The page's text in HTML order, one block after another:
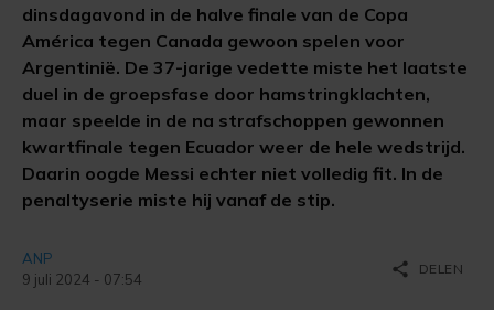
dinsdagavond in de halve finale van de Copa
América tegen Canada gewoon spelen voor
Argentinië. De 37-jarige vedette miste het laatste
duel in de groepsfase door hamstringklachten,
maar speelde in de na strafschoppen gewonnen
kwartfinale tegen Ecuador weer de hele wedstrijd.
Daarin oogde Messi echter niet volledig fit. In de
penaltyserie miste hij vanaf de stip.
ANP
9 juli 2024 - 07:54
share DELEN